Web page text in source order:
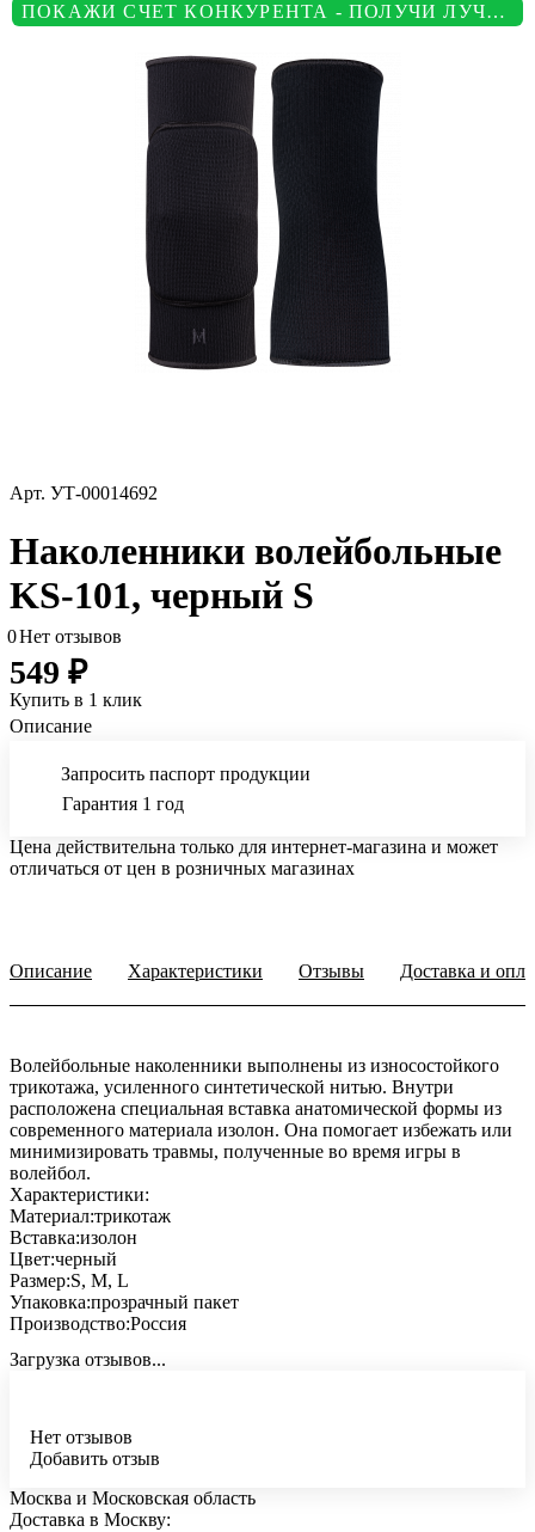
ПОКАЖИ СЧЕТ КОНКУРЕНТА - ПОЛУЧИ ЛУЧШУЮ ЦЕНУ
Арт. УТ-00014692
Наколенники волейбольные
KS-101, черный S
0Нет отзывов
549 ₽
Купить в 1 клик
Описание
Запросить паспорт продукции
Гарантия 1 год
Цена действительна только для интернет-магазина и может
отличаться от цен в розничных магазинах
Описание Характеристики Отзывы Доставка и
Волейбольные наколенники выполнены из износостойкого
трикотажа, усиленного синтетической нитью. Внутри
расположена специальная вставка анатомической формы из
современного материала изолон. Она помогает избежать или
минимизировать травмы, полученные во время игры в
волейбол.
Характеристики:
Материал:трикотаж
Вставка:изолон
Цвет:черный
Размер:S, M, L
Упаковка:прозрачный пакет
Производство:Россия
Загрузка отзывов...
Нет отзывов
Добавить отзыв
Москва и Московская область
Доставка в Москву: